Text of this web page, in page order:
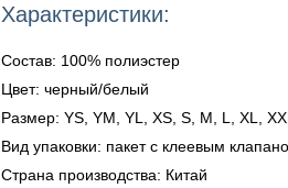
Характеристики:
Состав: 100% полиэстер
Цвет: черный/белый
Размер: YS, YM, YL, XS, S, M, L, XL,
Вид упаковки: пакет с клеевым
Страна производства: Китай